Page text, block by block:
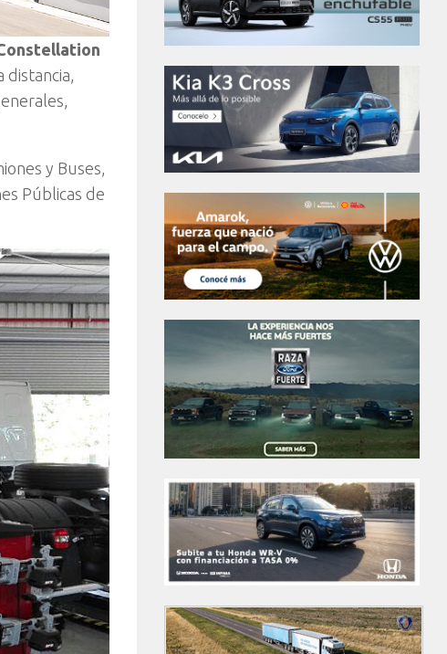
distancia,
y Buses,
Públicas de